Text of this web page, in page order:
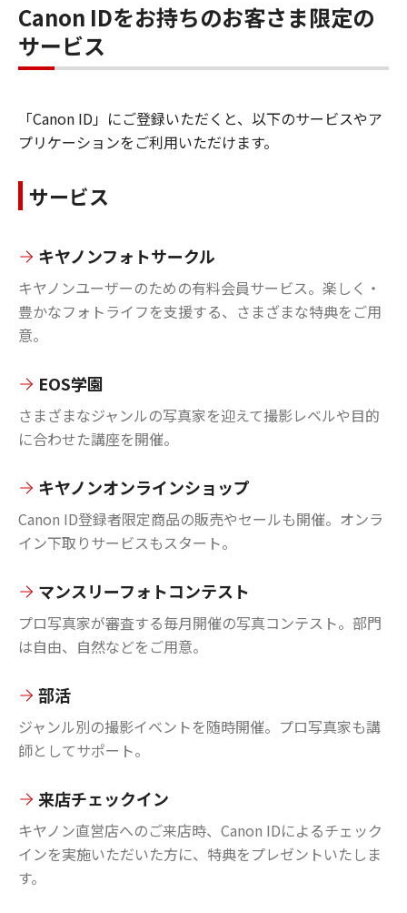
Canon IDをお持ちのお客さま限定の
サービス
「Canon ID」にご登録いただくと、以下のサービスやア
プリケーションをご利用いただけます。
サービス
キヤノンフォトサークル
キヤノンユーザーのための有料会員サービス。楽しく・
豊かなフォトライフを支援する、さまざまな特典をご用
意。
EOS学園
さまざまなジャンルの写真家を迎えて撮影レベルや目的
に合わせた講座を開催。
キヤノンオンラインショップ
Canon ID登録者限定商品の販売やセールも開催。オンラ
イン下取りサービスもスタート。
マンスリーフォトコンテスト
プロ写真家が審査する毎月開催の写真コンテスト。部門
は自由、自然などをご用意。
部活
ジャンル別の撮影イベントを随時開催。プロ写真家も講
師としてサポート。
来店チェックイン
キヤノン直営店へのご来店時、Canon IDによるチェック
インを実施いただいた方に、特典をプレゼントいたしま
す。